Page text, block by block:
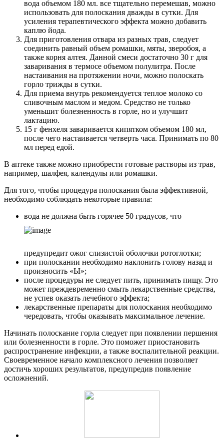
вода объемом 180 мл. все тщательно перемешав, можно
использовать для полоскания дважды в сутки. Для
усиления терапевтического эффекта можно добавить
каплю йода.
Для приготовления отвара из разных трав, следует
соединить равный объем ромашки, мяты, зверобоя, а
также корня алтея. Данной смеси достаточно 30 г для
заваривания в термосе объемом полулитра. После
настаивания на протяжении ночи, можно полоскать
горло трижды в сутки.
Для приема внутрь рекомендуется теплое молоко со
сливочным маслом и медом. Средство не только
уменьшит болезненность в горле, но и улучшит
лактацию.
15 г фенхеля заваривается кипятком объемом 180 мл,
после чего настаивается четверть часа. Принимать по 80
мл перед едой.
В аптеке также можно приобрести готовые растворы из трав,
например, шалфея, календулы или ромашки.
Для того, чтобы процедура полоскания была эффективной,
необходимо соблюдать некоторые правила:
вода не должна быть горячее 50 градусов, что
предупредит ожог слизистой оболочки ротоглотки;
при полоскании необходимо наклонить голову назад и
произносить «Ы»;
после процедуры не следует пить, принимать пищу. Это
может преждевременно смыть лекарственные средства,
не успев оказать лечебного эффекта;
лекарственные препараты для полоскания необходимо
чередовать, чтобы оказывать максимальное лечение.
Начинать полоскание горла следует при появлении першения
или болезненности в горле. Это поможет приостановить
распространение инфекции, а также воспалительной реакции.
Своевременное начало комплексного лечения позволяет
достичь хороших результатов, предупредив появление
осложнений.